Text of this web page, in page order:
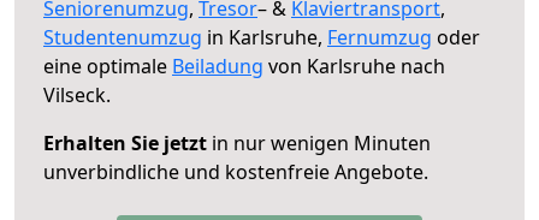
Seniorenumzug, Tresor– & Klaviertransport,
Studentenumzug in Karlsruhe, Fernumzug oder
eine optimale Beiladung von Karlsruhe nach
Vilseck.
Erhalten Sie jetzt in nur wenigen Minuten
unverbindliche und kostenfreie Angebote.